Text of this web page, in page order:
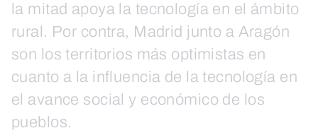
la mitad apoya la tecnología en el ámbito
rural. Por contra, Madrid junto a Aragón
son los territorios más optimistas en
cuanto a la influencia de la tecnología en
el avance social y económico de los
pueblos.